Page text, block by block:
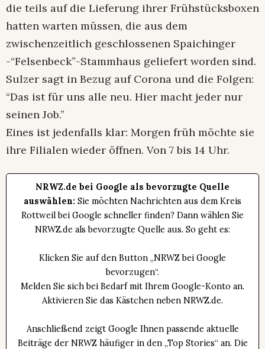
die teils auf die Lieferung ihrer Frühstücksboxen
hatten warten müssen, die aus dem
zwischenzeitlich geschlossenen Spaichinger
-“Felsenbeck”-Stammhaus geliefert worden sind.
Sulzer sagt in Bezug auf Corona und die Folgen:
“Das ist für uns alle neu. Hier macht jeder nur
seinen Job.”
Eines ist jedenfalls klar: Morgen früh möchte sie
ihre Filialen wieder öffnen. Von 7 bis 14 Uhr.
NRWZ.de bei Google als bevorzugte Quelle
auswählen: Sie möchten Nachrichten aus dem Kreis
Rottweil bei Google schneller finden? Dann wählen Sie
NRWZ.de als bevorzugte Quelle aus. So geht es:
Klicken Sie auf den Button „NRWZ bei Google
bevorzugen“.
Melden Sie sich bei Bedarf mit Ihrem Google-Konto an.
Aktivieren Sie das Kästchen neben NRWZ.de.
Anschließend zeigt Google Ihnen passende aktuelle
Beiträge der NRWZ häufiger in den „Top Stories“ an. Die